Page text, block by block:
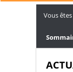
Vous êtes